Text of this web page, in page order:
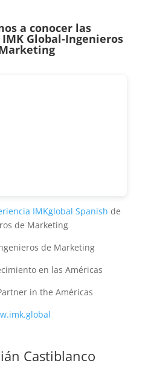
a conocer las
IMK Global-Ingenieros
IMKglobal Spanish de
de Marketing
de Marketing
en las Américas
in the Américas
Castiblanco